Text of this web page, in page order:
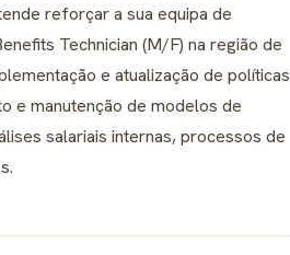
reforçar a sua equipa de
Technician (M/F) na região de
e atualização de políticas
e manutenção de modelos de
salariais internas, processos de